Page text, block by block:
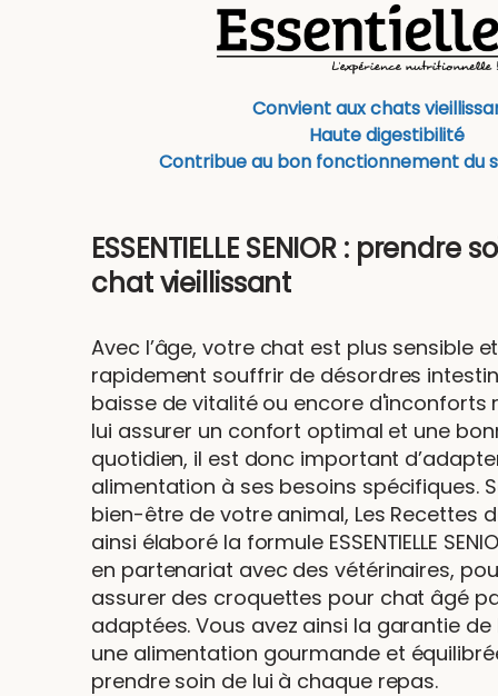
Convient aux chats
Haute digestibilité
Contribue au bon fonctionnement du
ESSENTIELLE SENIOR : prendre
chat vieillissant
Avec l’âge, votre chat est plus sensible
rapidement souffrir de désordres
baisse de vitalité ou encore d'inconforts
lui assurer un confort optimal et une
quotidien, il est donc important
alimentation à ses besoins spécifiques.
bien-être de votre animal, Les Recettes
ainsi élaboré la formule ESSENTIELLE
en partenariat avec des vétérinaires,
assurer des croquettes pour chat âgé
adaptées. Vous avez ainsi la garantie
une alimentation gourmande et
prendre soin de lui à chaque repas.